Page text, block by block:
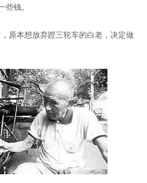
钱。
原本想放弃蹬三轮车的白老，决定做